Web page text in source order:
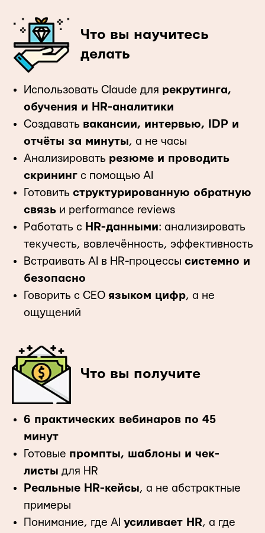
Что вы научитесь
делать
Использовать Claude для рекрутинга,
обучения и HR-аналитики
Создавать вакансии, интервью, IDP и
отчёты за минуты, а не часы
Анализировать резюме и проводить
скрининг с помощью AI
Готовить структурированную обратную
связь и performance reviews
Работать с HR-данными: анализировать
текучесть, вовлечённость, эффективность
Встраивать AI в HR-процессы системно и
безопасно
Говорить с CEO языком цифр, а не
ощущений
Что вы получите
6 практических вебинаров по 45
минут
Готовые промпты, шаблоны и чек-
листы для HR
Реальные HR-кейсы, а не абстрактные
примеры
Понимание, где AI усиливает HR, а где